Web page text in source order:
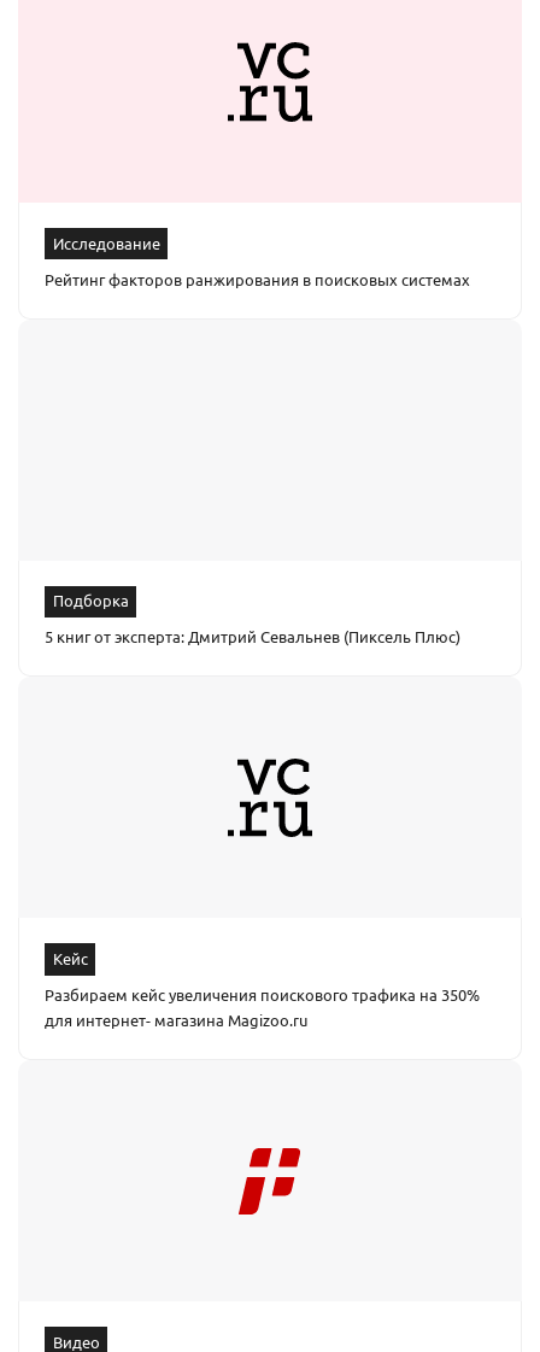
Исследование
Рейтинг факторов ранжирования в поисковых системах
Подборка
5 книг от эксперта: Дмитрий Севальнев (Пиксель Плюс)
Кейс
Разбираем кейс увеличения поискового трафика на 350%
для интернет- магазина Magizoo.ru
Видео